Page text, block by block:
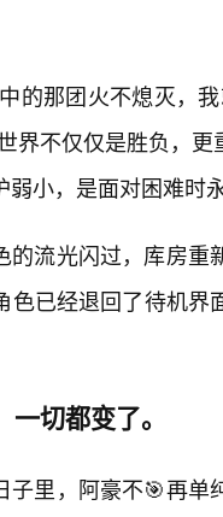
的那团火不熄灭，
界不仅仅是胜负，
弱小，是面对困难时
的流光闪过，库房
色已经退回了待机
切都变了。
子里，阿豪不🎯再单